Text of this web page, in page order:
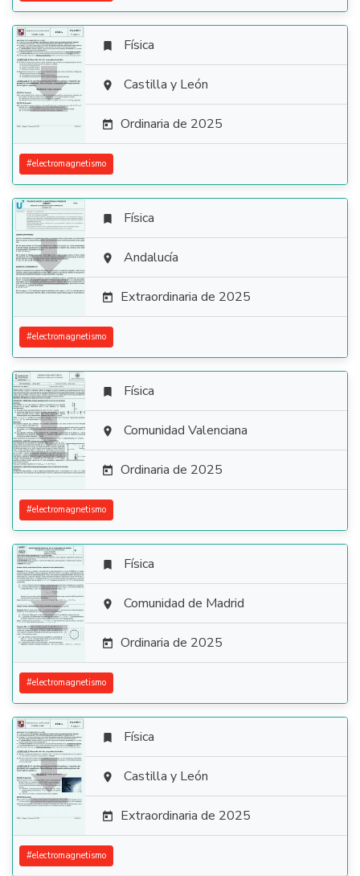

 Física
 Castilla y León
 Ordinaria de 2025
#electromagnetismo

 Física
 Andalucía
 Extraordinaria de 2025
#electromagnetismo

 Física
 Comunidad Valenciana
 Ordinaria de 2025
#electromagnetismo

 Física
 Comunidad de Madrid
 Ordinaria de 2025
#electromagnetismo

 Física
 Castilla y León
 Extraordinaria de 2025
#electromagnetismo